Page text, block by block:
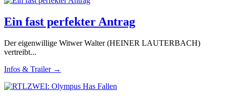
Ein fast perfekter Antrag
Der eigenwillige Witwer Walter (HEINER LAUTERBACH)
vertreibt...
Infos & Trailer →